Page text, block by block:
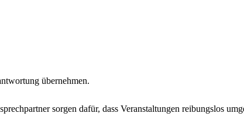
übernehmen.
sorgen dafür, dass Veranstaltungen reibungslos